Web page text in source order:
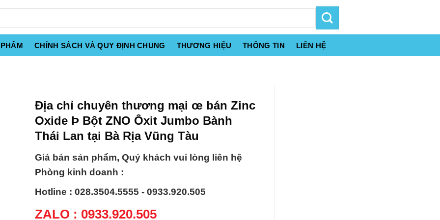
CHÍNH SÁCH VÀ QUY ĐỊNH CHUNG THƯƠNG HIỆU THÔNG TIN LIÊN HỆ
Địa chỉ chuyên thương mại œ bán Zinc
Oxide Þ Bột ZNO Ôxit Jumbo Bành
Thái Lan tại Bà Rịa Vũng Tàu
Giá bán sản phẩm, Quý khách vui lòng liên hệ
Phòng kinh doanh :
Hotline : 028.3504.5555 - 0933.920.505
ZALO : 0933.920.505